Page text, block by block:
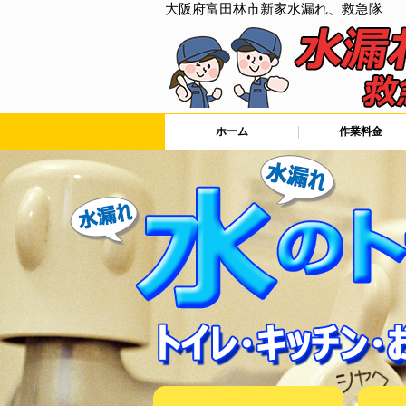
大阪府富田林市新家水漏れ、救急隊
ホーム 作業料金